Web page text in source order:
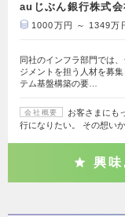
auじぶん銀行株式会
1000万円 ～ 1349万
同社のインフラ部門では
ジメントを担う人材を募
テム基盤構築の要…
会社概要
お客さまにも
行になりたい。 その想い
興味